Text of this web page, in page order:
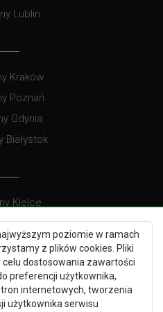
poziomie w ramach
z plików cookies. Pliki
dostosowania zawartości
preferencji użytkownika,
internetowych, tworzenia
użytkownika serwisu
Lublin
Kraków
Poznań
Gdynia
Białystok
Kielce
Gdańsk
Toruń